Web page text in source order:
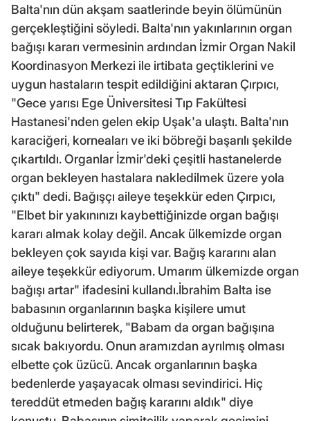
Balta'nın dün akşam saatlerinde beyin ölümünün
gerçekleştiğini söyledi. Balta'nın yakınlarının organ
bağışı kararı vermesinin ardından İzmir Organ Nakil
Koordinasyon Merkezi ile irtibata geçtiklerini ve
uygun hastaların tespit edildiğini aktaran Çırpıcı,
"Gece yarısı Ege Üniversitesi Tıp Fakültesi
Hastanesi'nden gelen ekip Uşak'a ulaştı. Balta'nın
karaciğeri, korneaları ve iki böbreği başarılı şekilde
çıkartıldı. Organlar İzmir'deki çeşitli hastanelerde
organ bekleyen hastalara nakledilmek üzere yola
çıktı" dedi. Bağışçı aileye teşekkür eden Çırpıcı,
"Elbet bir yakınınızı kaybettiğinizde organ bağışı
kararı almak kolay değil. Ancak ülkemizde organ
bekleyen çok sayıda kişi var. Bağış kararını alan
aileye teşekkür ediyorum. Umarım ülkemizde organ
bağışı artar" ifadesini kullandı.İbrahim Balta ise
babasının organlarının başka kişilere umut
olduğunu belirterek, "Babam da organ bağışına
sıcak bakıyordu. Onun aramızdan ayrılmış olması
elbette çok üzücü. Ancak organlarının başka
bedenlerde yaşayacak olması sevindirici. Hiç
tereddüt etmeden bağış kararını aldık" diye